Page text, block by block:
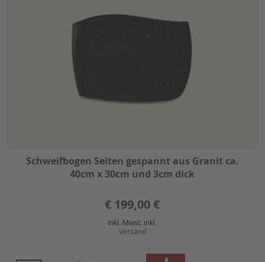
Schweifbogen Seiten gespannt aus Granit ca.
40cm x 30cm und 3cm dick
€ 199,00 €
inkl. Mwst. inkl.
Versand